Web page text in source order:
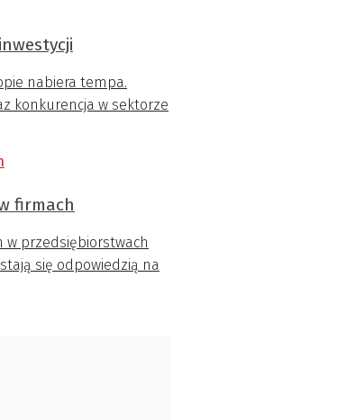
nabiera tempa.
konkurencja w sektorze
firmach
w przedsiębiorstwach
się odpowiedzią na